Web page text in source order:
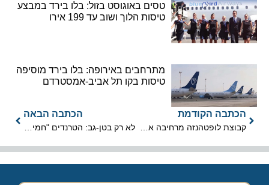
טסים באוגוסט בזול: בלו בירד במבצע
טיסות הלוך ושוב עד 199 אירו
מתרחבים באירופה: בלו בירד מוסיפה
טיסות בקו תל אביב-אמסטרדם
הכתבה הקודמת
קבוצת לופטהנזה מרחיבה את פעילותה בישראל ל-54 טיסות שבועיות
הכתבה הבאה
לא רק בטן-גב: הטרנדים "חמים – קרים" שיעצבו את חופשות הקיץ באירופה